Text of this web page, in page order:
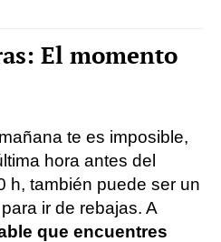
El momento
te es imposible,
hora antes del
h, también puede ser un
ir de rebajas. A
que encuentres